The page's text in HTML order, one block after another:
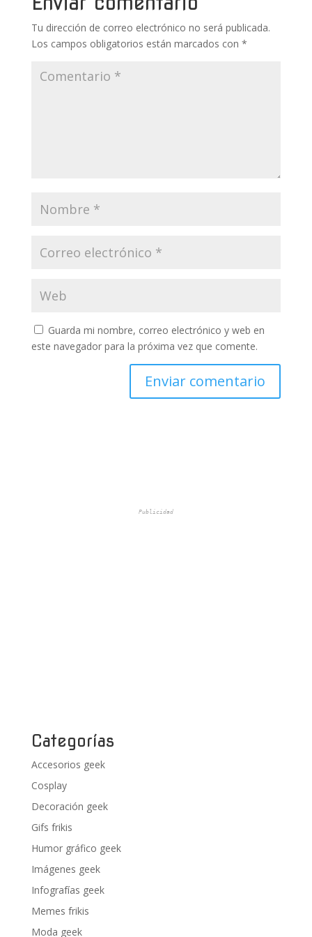
k p r
Tu dirección de correo electrónico no será publicada.
Los campos obligatorios están marcados con *
Guarda mi nombre, correo electrónico y web en
este navegador para la próxima vez que comente.
Publicidad
Categorías
Accesorios geek
Cosplay
Decoración geek
Gifs frikis
Humor gráfico geek
Imágenes geek
Infografías geek
Memes frikis
Moda geek